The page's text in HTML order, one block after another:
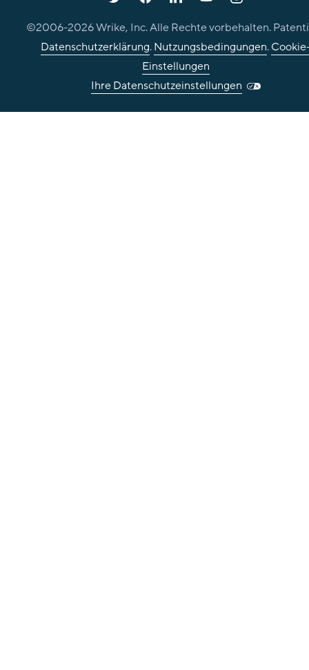
©2006-2026Wrike, Inc. Alle Rechte vorbehalten.
Datenschutzerklärung.Nutzungsbedingungen.
Einstellungen
Ihre Datenschutzeinstellungen